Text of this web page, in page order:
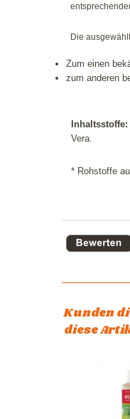
Die
Zum einen
zum anderen
Inhaltsstoffe:
Vera.
* Rohstoffe
Kunden
diese